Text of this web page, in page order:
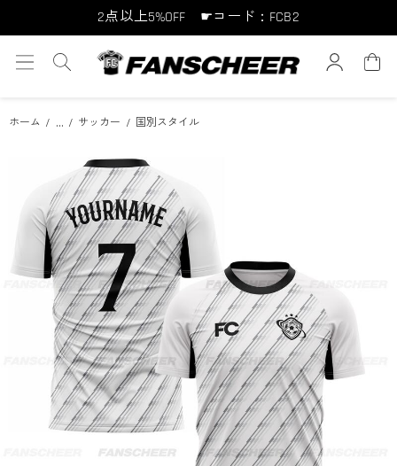
2点以上5%OFF ☛コード：FCB2
10点以上10%OFF ☛コード：FCB10
ホーム ... サッカー 国別スタイル